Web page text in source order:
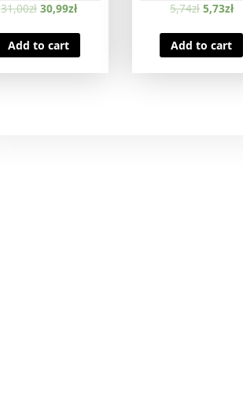
31,00zł 30,99zł
Add to cart
5,74zł 5,73zł
Add to cart